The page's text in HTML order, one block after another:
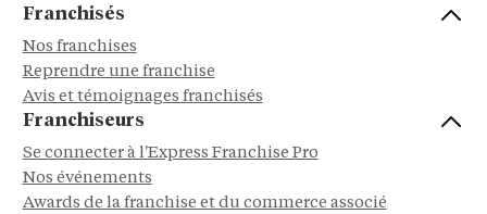
Franchisés
Nos franchises
Reprendre une franchise
Avis et témoignages franchisés
Franchiseurs
Se connecter à l'Express Franchise Pro
Nos événements
Awards de la franchise et du commerce associé